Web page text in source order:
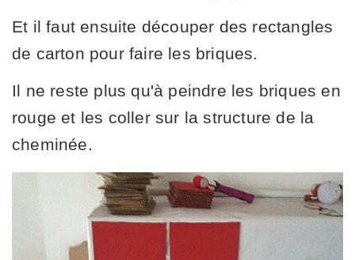
Et il faut ensuite découper des rectangles
de carton pour faire les briques.
Il ne reste plus qu'à peindre les briques en
rouge et les coller sur la structure de la
cheminée.